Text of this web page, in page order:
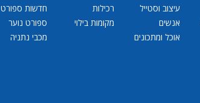
עיצוב וסטייל
אנשים
אוכל ומתכונים
רכילות
מקומות בילוי
חדשות ספורט
ספורט נוער
מכבי נתניה